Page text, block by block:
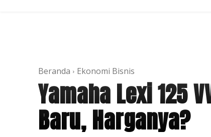
Beranda Ekonomi Bisnis
Yamaha Lexi 125
Baru, Harganya?